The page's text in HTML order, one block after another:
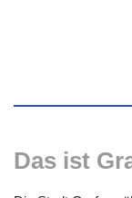
Das ist